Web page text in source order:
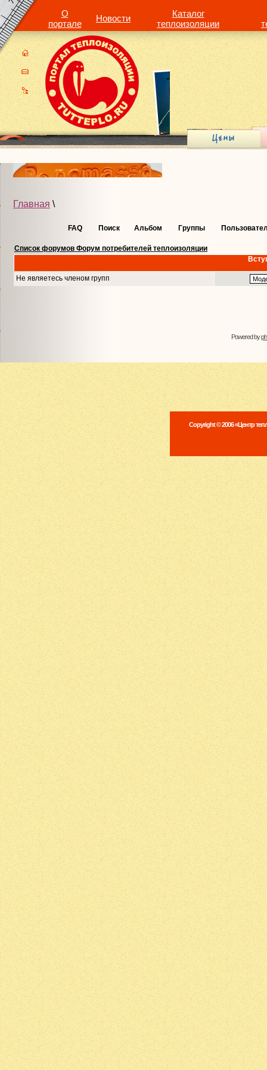
О
портале
Новости
Каталог
теплоизоляции
Главная \
FAQ Поиск Альбом Группы
Список форумов Форум потребителей теплоизоляции
Не являетесь членом групп
Powered by
Copyright © 2006 «Центр